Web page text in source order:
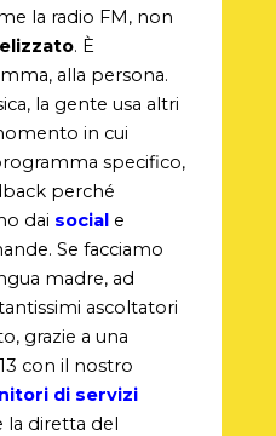
la radio FM, non
. È
alla persona.
la gente usa altri
in cui
specifico,
perché
dai sociale
Se facciamo
madre, ad
ascoltatori
grazie a una
con il nostro
di servizi
la diretta del